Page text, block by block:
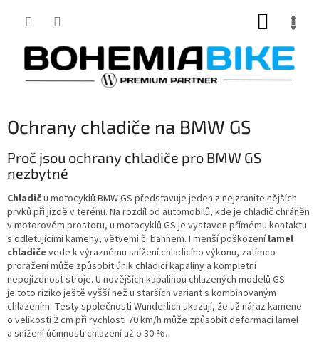
Ochrany chladiče na BMW GS
Proč jsou ochrany chladiče pro BMW GS
nezbytné
Chladiču motocyklů BMW GS představuje jeden z nejzranitelnějších
prvků při jízdě v terénu. Na rozdíl od automobilů, kde je chladič chráněn
v motorovém prostoru, u motocyklů GS je vystaven přímému kontaktu
s odletujícími kameny, větvemi či bahnem. I menší poškozenílamel
chladiče vede k výraznému snížení chladicího výkonu, zatímco
proražení může způsobit únik chladicí kapaliny a kompletní
nepojízdnost stroje. U novějších kapalinou chlazených modelů GS
je toto riziko ještě vyšší než u starších variant s kombinovaným
chlazením. Testy společnosti Wunderlich ukazují, že už náraz kamene
o velikosti 2 cm při rychlosti 70 km/h může způsobit deformaci lamel
a snížení účinnosti chlazení až o 30 %.